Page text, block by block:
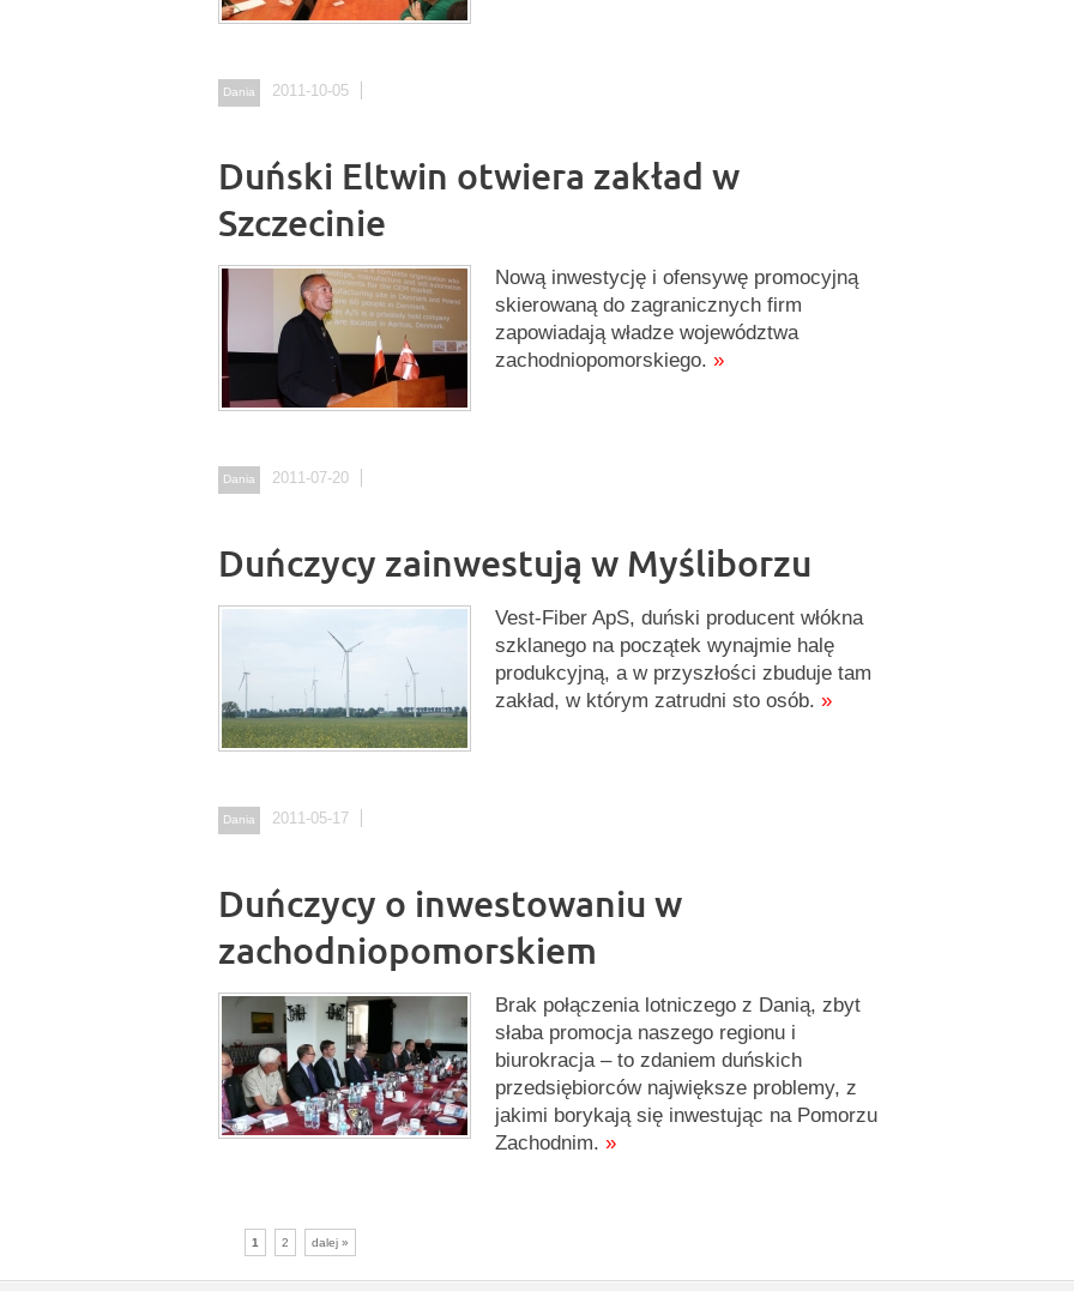
Dania 2011-10-05
Duński Eltwin otwiera zakład w
Szczecinie
Nową inwestycję i ofensywę promocyjną
skierowaną do zagranicznych firm
zapowiadają władze województwa
zachodniopomorskiego. »
Dania 2011-07-20
Duńczycy zainwestują w Myśliborzu
Vest-Fiber ApS, duński producent włókna
szklanego na początek wynajmie halę
produkcyjną, a w przyszłości zbuduje tam
zakład, w którym zatrudni sto osób. »
Dania 2011-05-17
Duńczycy o inwestowaniu w
zachodniopomorskiem
Brak połączenia lotniczego z Danią, zbyt
słaba promocja naszego regionu i
biurokracja – to zdaniem duńskich
przedsiębiorców największe problemy, z
jakimi borykają się inwestując na Pomorzu
Zachodnim. »
1 2 dalej »